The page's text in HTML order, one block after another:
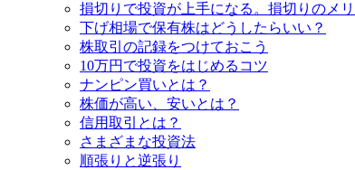
損切りで投資が上手になる。損切りのメ
下げ相場で保有株はどうしたらいい？
株取引の記録をつけておこう
10万円で投資をはじめるコツ
ナンピン買いとは？
株価が高い、安いとは？
信用取引とは？
さまざまな投資法
順張りと逆張り